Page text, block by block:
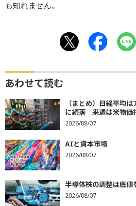
も知れません。
あわせて読む
（まとめ）日経平均
に続落 来週は米物価
2026/08/07
AIと資本市場
2026/08/07
半導体株の調整は底値
2026/08/07